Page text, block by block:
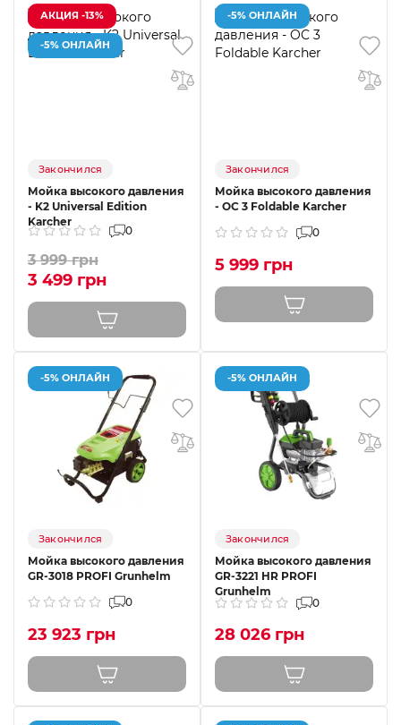
АКЦИЯ -13%
-5% ОНЛАЙН
Закончился
Мойка высокого давления
- K2 Universal Edition
Karcher
0
3 999 грн
3 499 грн
-5% ОНЛАЙН
Закончился
Мойка высокого давления
- OC 3 Foldable Karcher
0
5 999 грн
-5% ОНЛАЙН
Закончился
Мойка высокого давления
GR-3018 PROFI Grunhelm
0
23 923 грн
-5% ОНЛАЙН
Закончился
Мойка высокого давления
GR-3221 HR PROFI
Grunhelm
0
28 026 грн